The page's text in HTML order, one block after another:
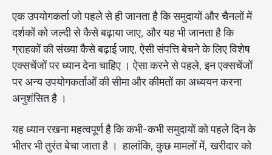
एक उपयोगकर्ता जो पहले से ही जानता है कि समुदायों और चैनलों में
दर्शकों को जल्दी से कैसे बढ़ाया जाए, और यह भी जानता है कि
ग्राहकों की संख्या कैसे बढ़ाई जाए, ऐसी संपत्ति बेचने के लिए विशेष
एक्सचेंजों पर ध्यान देना चाहिए । ऐसा करने से पहले, इन एक्सचेंजों
पर अन्य उपयोगकर्ताओं की सीमा और कीमतों का अध्ययन करना
अनुशंसित है ।
यह ध्यान रखना महत्वपूर्ण है कि कभी-कभी समुदायों को पहले दिन के
भीतर भी तुरंत बेचा जाता है । हालांकि, कुछ मामलों में, खरीदार को